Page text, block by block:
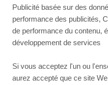
Publicité basée sur des
performance des publicités,
de performance du contenu,
développement de services
Si vous acceptez l'un ou
aurez accepté que ce site
Reload to try